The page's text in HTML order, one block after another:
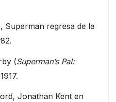
Superman regresa de la
(Superman’s Pal:
Jonathan Kent en